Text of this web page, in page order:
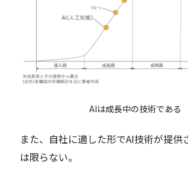
AIは成長中の技術である
また、自社に適した形でAI技術が提供
は限らない。